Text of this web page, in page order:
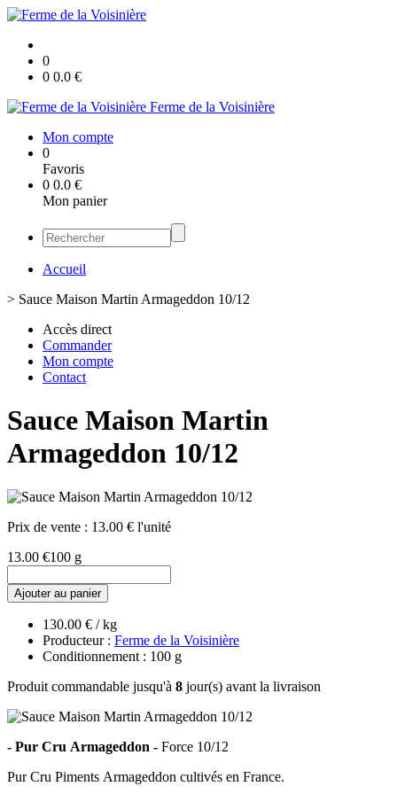
0
0 0.0 €
Ferme de la Voisinière
Mon compte
0
Favoris
0 0.0 €
Mon panier
Accueil
> Sauce Maison Martin Armageddon 10/12
Accès direct
Commander
Mon compte
Contact
Sauce Maison Martin
Armageddon 10/12
Prix de vente : 13.00 € l'unité
13.00 €100 g
Ajouter au panier
130.00 € / kg
Producteur : Ferme de la Voisinière
Conditionnement : 100 g
Produit commandable jusqu'à 8 jour(s) avant la livraison
- Pur Cru Armageddon - Force 10/12
Pur Cru Piments Armageddon cultivés en France.